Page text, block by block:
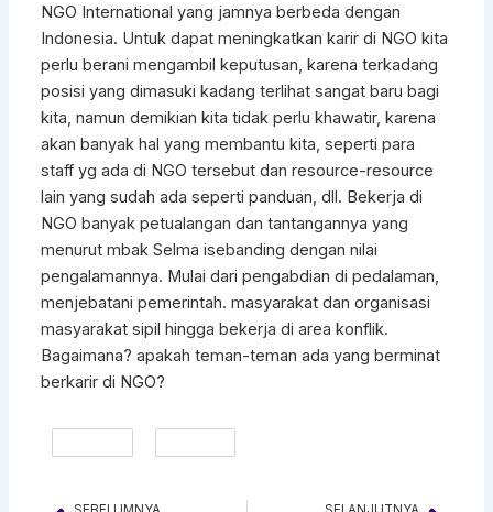
NGO International yang jamnya berbeda dengan
Indonesia. Untuk dapat meningkatkan karir di NGO kita
perlu berani mengambil keputusan, karena terkadang
posisi yang dimasuki kadang terlihat sangat baru bagi
kita, namun demikian kita tidak perlu khawatir, karena
akan banyak hal yang membantu kita, seperti para
staff yg ada di NGO tersebut dan resource-resource
lain yang sudah ada seperti panduan, dll. Bekerja di
NGO banyak petualangan dan tantangannya yang
menurut mbak Selma isebanding dengan nilai
pengalamannya. Mulai dari pengabdian di pedalaman,
menjebatani pemerintah. masyarakat dan organisasi
masyarakat sipil hingga bekerja di area konflik.
Bagaimana? apakah teman-teman ada yang berminat
berkarir di NGO?